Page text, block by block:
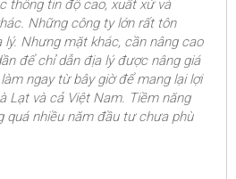
thông tin độ cao, xuất xứ và
Những công ty lớn rất tôn
lý. Nhưng mặt khác, cần nâng cao
để chỉ dẫn địa lý được nâng giá
ngay từ bây giờ để mang lại lợi
Lạt và cả Việt Nam. Tiềm năng
quá nhiều năm đầu tư chưa phù